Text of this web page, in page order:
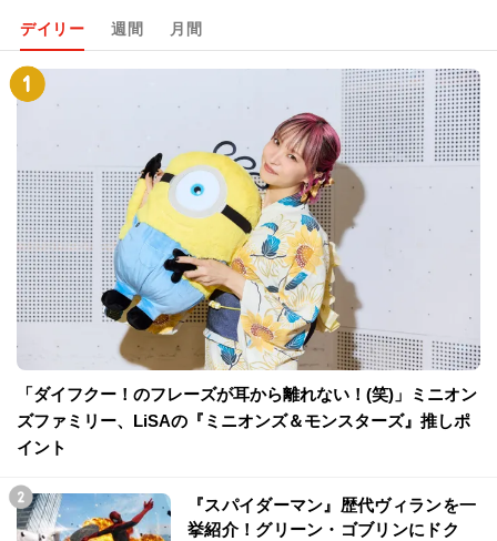
デイリー 週間 月間
「ダイフクー！のフレーズが耳から離れない！(笑)」ミニオン
ズファミリー、LiSAの『ミニオンズ＆モンスターズ』推しポ
イント
『スパイダーマン』歴代ヴィランを一
挙紹介！グリーン・ゴブリンにドク